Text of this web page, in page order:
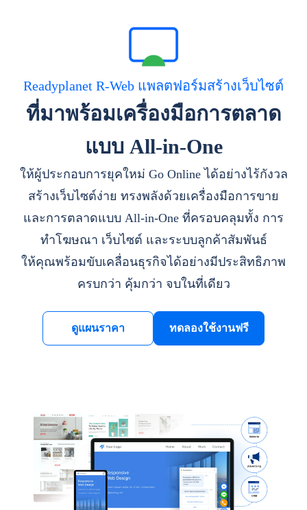
Readyplanet R-Web แพลตฟอร์มสร้างเว็บไซต์
ที่มาพร้อมเครื่องมือการตลาด
แบบ All-in-One
ให้ผู้ประกอบการยุคใหม่ Go Online ได้อย่างไร้กังวล
สร้างเว็บไซต์ง่าย ทรงพลังด้วยเครื่องมือการขาย
และการตลาดแบบ All-in-One ที่ครอบคลุมทั้ง การ
ทำโฆษณา เว็บไซต์ และระบบลูกค้าสัมพันธ์
ให้คุณพร้อมขับเคลื่อนธุรกิจได้อย่างมีประสิทธิภาพ
ครบกว่า คุ้มกว่า จบในที่เดียว
ดูแผนราคา ทดลองใช้งานฟรี